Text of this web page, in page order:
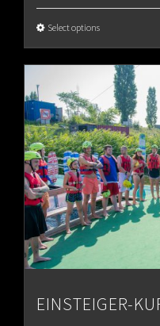
€80.00
Select options
EINSTEIGER-